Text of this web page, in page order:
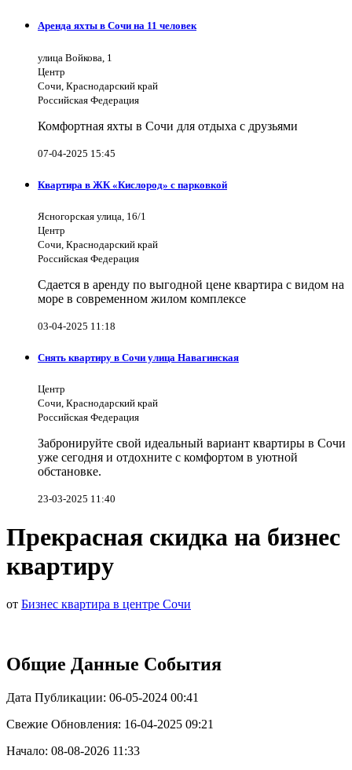
Аренда яхты в Сочи на 11 человек
улица Войкова, 1
Центр
Сочи, Краснодарский край
Российская Федерация
Комфортная яхты в Сочи для отдыха с друзьями
07-04-2025 15:45
Квартира в ЖК «Кислород» с парковкой
Ясногорская улица, 16/1
Центр
Сочи, Краснодарский край
Российская Федерация
Сдается в аренду по выгодной цене квартира с видом на
море в современном жилом комплексе
03-04-2025 11:18
Снять квартиру в Сочи улица Навагинская
Центр
Сочи, Краснодарский край
Российская Федерация
Забронируйте свой идеальный вариант квартиры в Сочи
уже сегодня и отдохните с комфортом в уютной
обстановке.
23-03-2025 11:40
Прекрасная скидка на бизнес
квартиру
от Бизнес квартира в центре Сочи
Общие Данные События
Дата Публикации: 06-05-2024 00:41
Свежие Обновления: 16-04-2025 09:21
Начало: 08-08-2026 11:33